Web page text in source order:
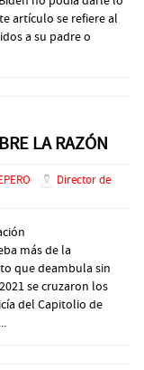
artículo se refiere al
a su padre o
LA RAZÓN
Director de
más de la
que deambula sin
se cruzaron los
del Capitolio de